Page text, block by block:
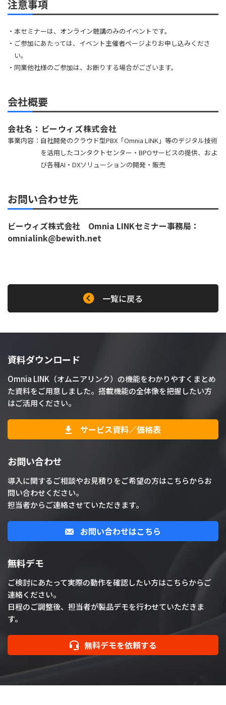
注意事項
・本セミナーは、オンライン聴講のみのイベントです。
・ご参加にあたっては、イベント主催者ページよりお申し込みくださ
い。
・同業他社様のご参加は、お断りする場合がございます。
会社概要
会社名： ビーウィズ株式会社
事業内容： 自社開発のクラウド型PBX「Omnia LINK」等のデジタル技術
を活用したコンタクトセンター・BPOサービスの提供、およ
び各種AI・DXソリューションの開発・販売
お問い合わせ先
ビーウィズ株式会社 Omnia LINKセミナー事務局：
omnialink@bewith.net
一覧に戻る
資料ダウンロード
Omnia LINK（オムニアリンク）の機能をわかりやすくまとめ
た資料をご用意しました。搭載機能の全体像を把握したい方
はご活用ください。
サービス資料／価格表
お問い合わせ
導入に関するご相談やお見積りをご希望の方はこちらからお
問い合わせください。
担当者からご連絡させていただきます。
お問い合わせはこちら
無料デモ
ご検討にあたって実際の動作を確認したい方はこちらからご
連絡ください。
日程のご調整後、担当者が製品デモを行わせていただきま
す。
無料デモを依頼する